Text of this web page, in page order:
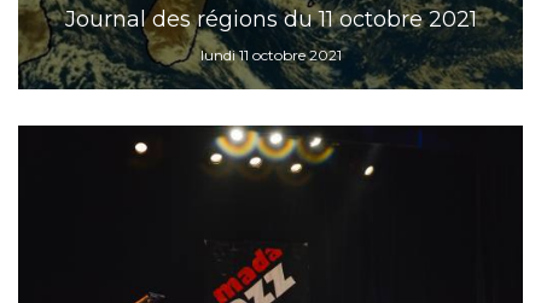
Journal des régions du 11 octobre 2021
lundi 11 octobre 2021